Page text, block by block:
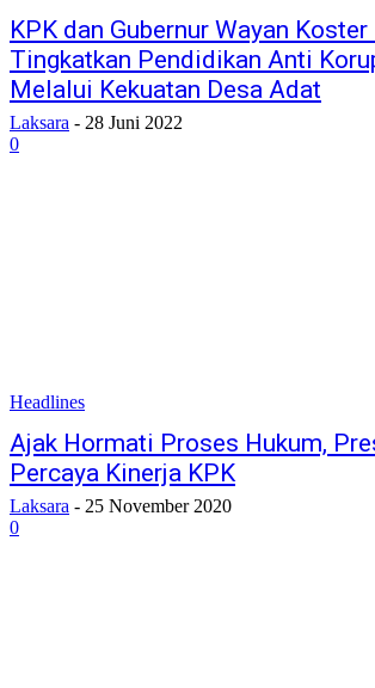
KPK dan Gubernur Wayan
Tingkatkan Pendidikan Anti
Melalui Kekuatan Desa Adat
Laksara - 28 Juni 2022
0
Headlines
Ajak Hormati Proses Hukum,
Percaya Kinerja KPK
Laksara - 25 November 2020
0